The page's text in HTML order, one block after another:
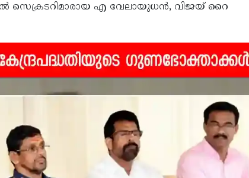
സെക്രടറിമാരായ എ വേലായുധൻ, വിജയ് റൈ